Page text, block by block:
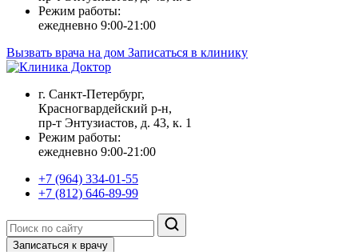
Режим работы:
ежедневно 9:00-21:00
Вызвать врача на дом Записаться в клинику
г. Санкт-Петербург,
Красногвардейский р-н,
пр-т Энтузиастов, д. 43, к. 1
Режим работы:
ежедневно 9:00-21:00
+7 (964) 334-01-55
+7 (812) 646-89-99
Записаться к врачу